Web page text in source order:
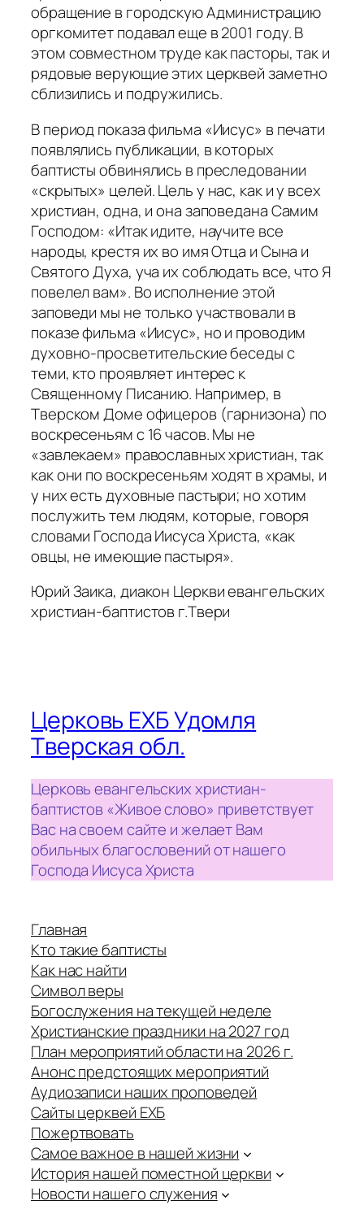
обращение в городскую Администрацию
оргкомитет подавал еще в 2001 году. В
этом совместном труде как пасторы, так и
рядовые верующие этих церквей заметно
сблизились и подружились.
В период показа фильма «Иисус» в печати
появлялись публикации, в которых
баптисты обвинялись в преследовании
«скрытых» целей. Цель у нас, как и у всех
христиан, одна, и она заповедана Самим
Господом: «Итак идите, научите все
народы, крестя их во имя Отца и Сына и
Святого Духа, уча их соблюдать все, что Я
повелел вам». Во исполнение этой
заповеди мы не только участвовали в
показе фильма «Иисус», но и проводим
духовно-просветительские беседы с
теми, кто проявляет интерес к
Священному Писанию. Например, в
Тверском Доме офицеров (гарнизона) по
воскресеньям с 16 часов. Мы не
«завлекаем» православных христиан, так
как они по воскресеньям ходят в храмы, и
у них есть духовные пастыри; но хотим
послужить тем людям, которые, говоря
словами Господа Иисуса Христа, «как
овцы, не имеющие пастыря».
Юрий Заика, диакон Церкви евангельских
христиан-баптистов г.Твери
Церковь ЕХБ Удомля
Тверская обл.
Церковь евангельских христиан-
баптистов «Живое слово» приветствует
Вас на своем сайте и желает Вам
обильных благословений от нашего
Господа Иисуса Христа
Главная
Кто такие баптисты
Как нас найти
Символ веры
Богослужения на текущей неделе
Христианские праздники на 2027 год
План мероприятий области на 2026 г.
Анонс предстоящих мероприятий
Аудиозаписи наших проповедей
Сайты церквей ЕХБ
Пожертвовать
Самое важное в нашей жизни
История нашей поместной церкви
Новости нашего служения